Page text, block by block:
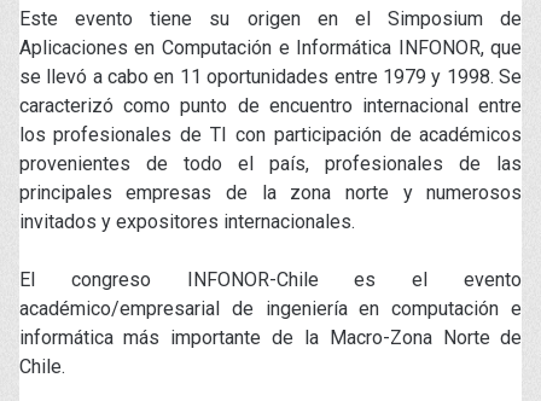
Este evento tiene su origen en el Simposium de
Aplicaciones en Computación e Informática INFONOR, que
se llevó a cabo en 11 oportunidades entre 1979 y 1998. Se
caracterizó como punto de encuentro internacional entre
los profesionales de TI con participación de académicos
provenientes de todo el país, profesionales de las
principales empresas de la zona norte y numerosos
invitados y expositores internacionales.
El congreso INFONOR-Chile es el evento
académico/empresarial de ingeniería en computación e
informática más importante de la Macro-Zona Norte de
Chile.